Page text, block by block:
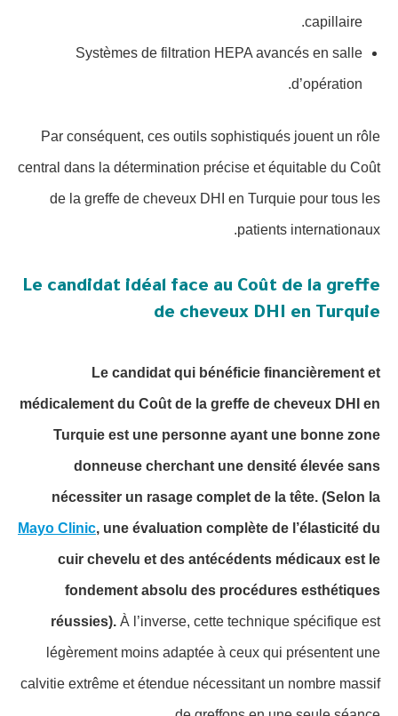
capillaire.
Systèmes de filtration HEPA avancés en salle
d’opération.
Par conséquent, ces outils sophistiqués jouent un rôle
central dans la détermination précise et équitable du Coût
de la greffe de cheveux DHI en Turquie pour tous les
patients internationaux.
Le candidat idéal face au Coût de la greffe
de cheveux DHI en Turquie
Le candidat qui bénéficie financièrement et
médicalement du Coût de la greffe de cheveux DHI en
Turquie est une personne ayant une bonne zone
donneuse cherchant une densité élevée sans
nécessiter un rasage complet de la tête. (Selon la
Mayo Clinic, une évaluation complète de l’élasticité du
cuir chevelu et des antécédents médicaux est le
fondement absolu des procédures esthétiques
réussies). À l’inverse, cette technique spécifique est
légèrement moins adaptée à ceux qui présentent une
calvitie extrême et étendue nécessitant un nombre massif